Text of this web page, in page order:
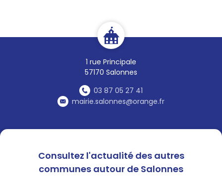
1 rue Principale
57170 Salonnes
03 87 05 27 41
mairie.salonnes@orange.fr
être organisés, à condition
d’être déclarés en préfecture
mairie, et d’être tirés à plus de
300 mètres d’une lisière de
- les feux de camp,
Consultez l'actualité des autres
communes autour de Salonnes